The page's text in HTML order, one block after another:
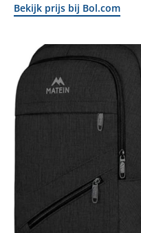
Bekijk prijs bij Bol.com